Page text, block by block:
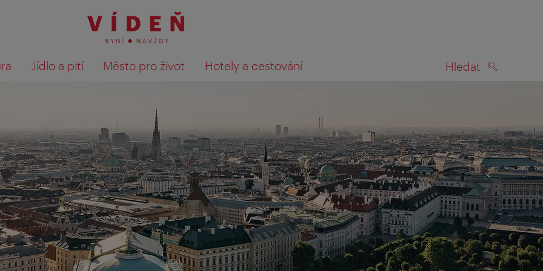
Jídlo a pití Město pro život Hotely a cestování Hledat